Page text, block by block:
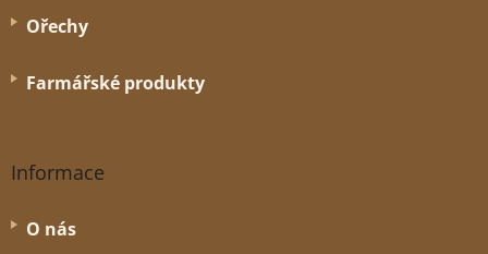
Ořechy
Farmářské produkty
Informace
O nás